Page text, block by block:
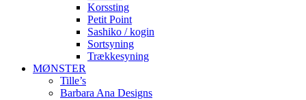
Korssting
Petit Point
Sashiko / kogin
Sortsyning
Trækkesyning
MØNSTER
Tille’s
Barbara Ana Designs